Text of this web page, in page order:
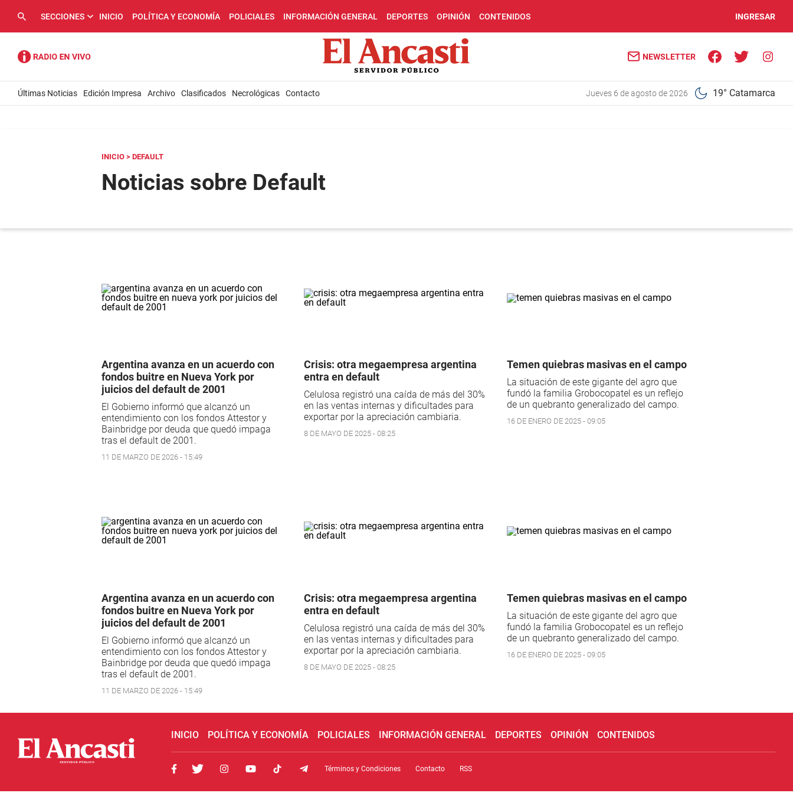
SECCIONES INICIO POLÍTICA Y ECONOMÍA POLICIALES INFORMACIÓN GENERAL DEPORTES OPINIÓN CONTENIDOS INGRESAR
NEWSLETTER
Últimas Noticias Edición Impresa Archivo Clasificados Necrológicas Contacto jueves 6 de agosto de 2026 19° Catamarca
INICIO > DEFAULT
Noticias sobre Default
Argentina avanza en un acuerdo con
fondos buitre en Nueva York por
juicios del default de 2001
El Gobierno informó que alcanzó un
entendimiento con los fondos Attestor y
Bainbridge por deuda que quedó impaga
tras el default de 2001.
11 DE MARZO DE 2026 - 15:49
Crisis: otra megaempresa argentina
entra en default
Celulosa registró una caída de más del 30%
en las ventas internas y dificultades para
exportar por la apreciación cambiaria.
8 DE MAYO DE 2025 - 08:25
Temen quiebras masivas en el campo
La situación de este gigante del agro que
fundó la familia Grobocopatel es un reflejo
de un quebranto generalizado del campo.
16 DE ENERO DE 2025 - 09:05
Argentina avanza en un acuerdo con
fondos buitre en Nueva York por
juicios del default de 2001
El Gobierno informó que alcanzó un
entendimiento con los fondos Attestor y
Bainbridge por deuda que quedó impaga
tras el default de 2001.
11 DE MARZO DE 2026 - 15:49
Crisis: otra megaempresa argentina
entra en default
Celulosa registró una caída de más del 30%
en las ventas internas y dificultades para
exportar por la apreciación cambiaria.
8 DE MAYO DE 2025 - 08:25
Temen quiebras masivas en el campo
La situación de este gigante del agro que
fundó la familia Grobocopatel es un reflejo
de un quebranto generalizado del campo.
16 DE ENERO DE 2025 - 09:05
INICIO POLÍTICA Y ECONOMÍA POLICIALES INFORMACIÓN GENERAL DEPORTES OPINIÓN CONTENIDOS
Términos y Condiciones Contacto RSS